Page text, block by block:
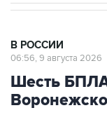
В РОССИИ
06:56, 9 августа 2026
Шесть